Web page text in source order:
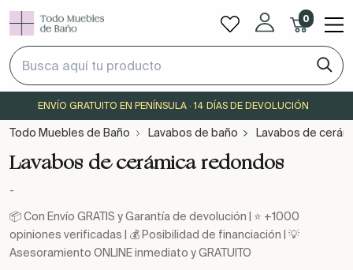
0
ENVÍO GRATUITO EN PENÍNSULA · 14 DÍAS DE DEVOLUCIÓN
Todo Muebles de Baño Lavabos de baño Lavabos de
Lavabos de cerámica redondos
-
📦 Con Envío GRATIS y Garantía de devolución | ⭐ +1000
opiniones verificadas | 💰 Posibilidad de financiación | 💡
Asesoramiento ONLINE inmediato y GRATUITO